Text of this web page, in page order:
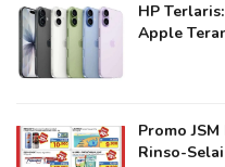
HP
Apple
Promo
Rinso-